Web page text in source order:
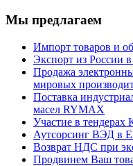
Мы предлагаем
Импорт товаров и
Экспорт из
Продажа
мировых
Поставка
масел RYMAX
Участие в тендерах
Аутсорсинг ВЭД в
Возврат НДС при
Продвинем Ваш